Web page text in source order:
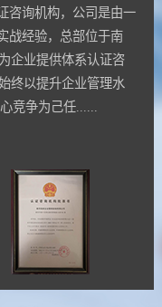
咨询机构，公司是由一
战经验，总部位于南
企业提供体系认证咨
终以提升企业管理水
竞争为己任......